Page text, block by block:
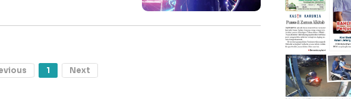
1 Next